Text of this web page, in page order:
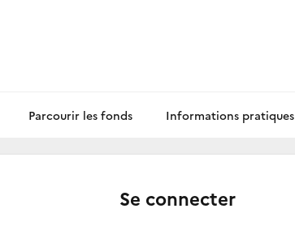
Parcourir les fonds Informations pratiques
Se connecter